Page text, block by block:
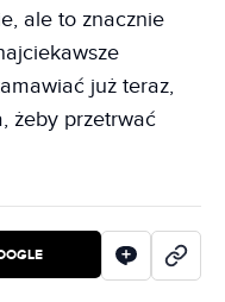
ale to znacznie
już teraz,
żeby przetrwać